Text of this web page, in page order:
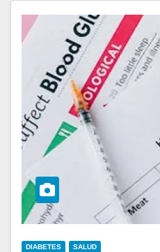
DIABETES SALUD